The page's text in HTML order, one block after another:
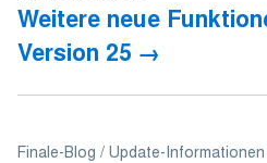
Weitere neue
Version 25
Finale-Blog Update-Informationen